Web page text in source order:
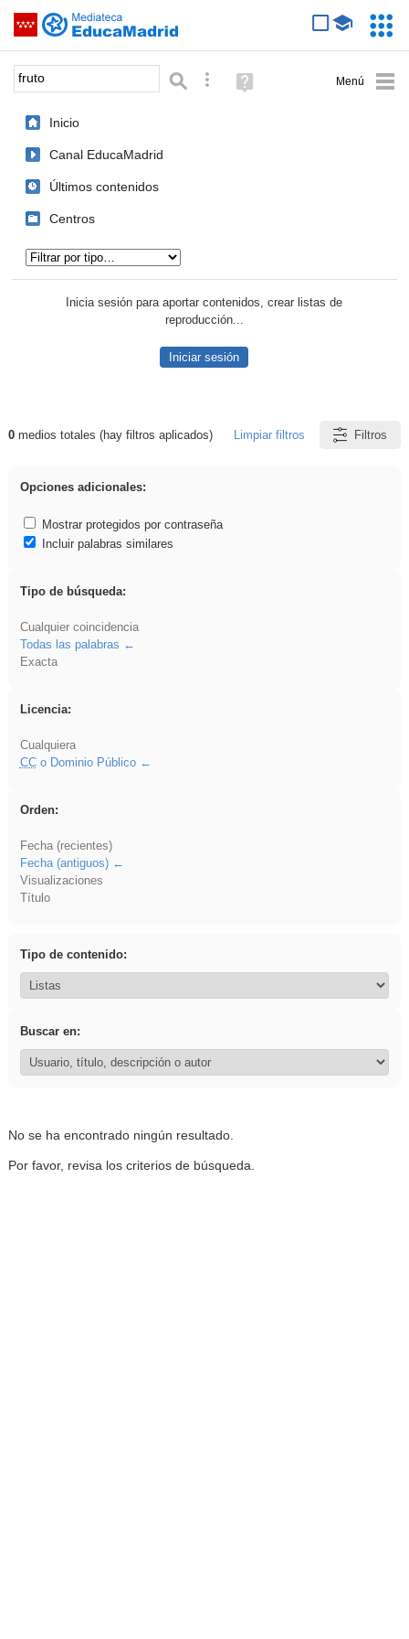
Saltar navegación
Palabra o frase: Búsqueda avanzada
Ayuda
(en
Inicio
Canal EducaMadrid
Últimos contenidos
Centros
Inicia sesión para aportar contenidos, crear listas de
reproducción...
Iniciar sesión
Resultados de: fruto
0medios totales (hay filtros aplicados) Limpiar filtros Filtros
Opciones adicionales:
Mostrar protegidos por contraseña
Incluir palabras similares
Tipo de búsqueda:
Cualquier coincidencia
Todas las palabras
Exacta
Licencia:
Cualquiera
CCo Dominio Público
Orden:
Fecha (recientes)
Fecha (antiguos)
Visualizaciones
Título
Tipo de contenido:
Buscar en:
No se ha encontrado ningún resultado.
Por favor, revisa los criterios de búsqueda.